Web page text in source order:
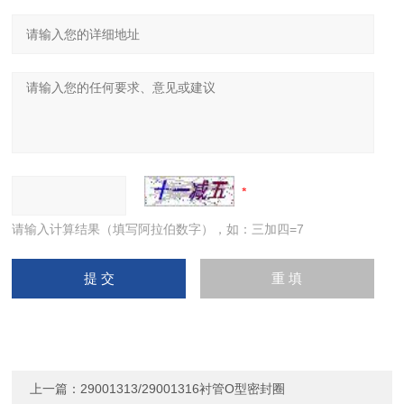
请输入计算结果（填写阿拉伯数字），如：三加四=7
上一篇： 29001313/29001316衬管O型密封圈